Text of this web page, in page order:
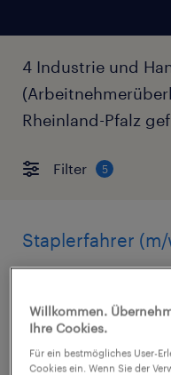
4 Industrie und
Rheinland-Pfalz
Filter 5
Staplerfahrer
€15,69 - €16,00
Industrie und
Willkommen.
Ihre Cookies.
Für ein bestmögliches User-
Cookies ein. Wenn Sie der